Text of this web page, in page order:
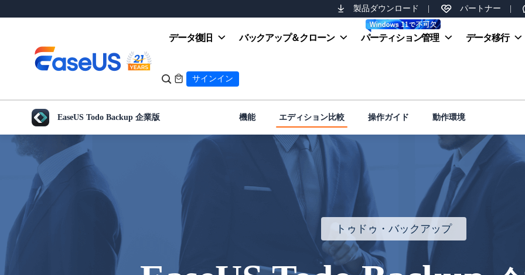
製品ダウンロード パートナー
EaseUS
データ復旧 バックアップ＆クローン パーティション管理 データ移行
  サインイン
EaseUS Todo Backup 企業版 機能 エディション比較 操作ガイド 動作環境
トゥドゥ・バックアップ